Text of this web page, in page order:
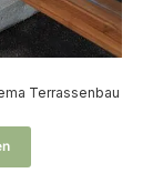
Terrassenbau